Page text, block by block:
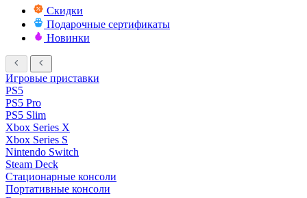
Скидки
Подарочные сертификаты
Новинки
Игровые приставки
PS5
PS5 Pro
PS5 Slim
Xbox Series X
Xbox Series S
Nintendo Switch
Steam Deck
Стационарные консоли
Портативные консоли